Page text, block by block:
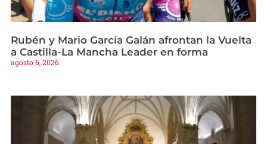
Rubén y Mario García Galán afrontan la Vuelta
a Castilla-La Mancha Leader en forma
agosto 6, 2026